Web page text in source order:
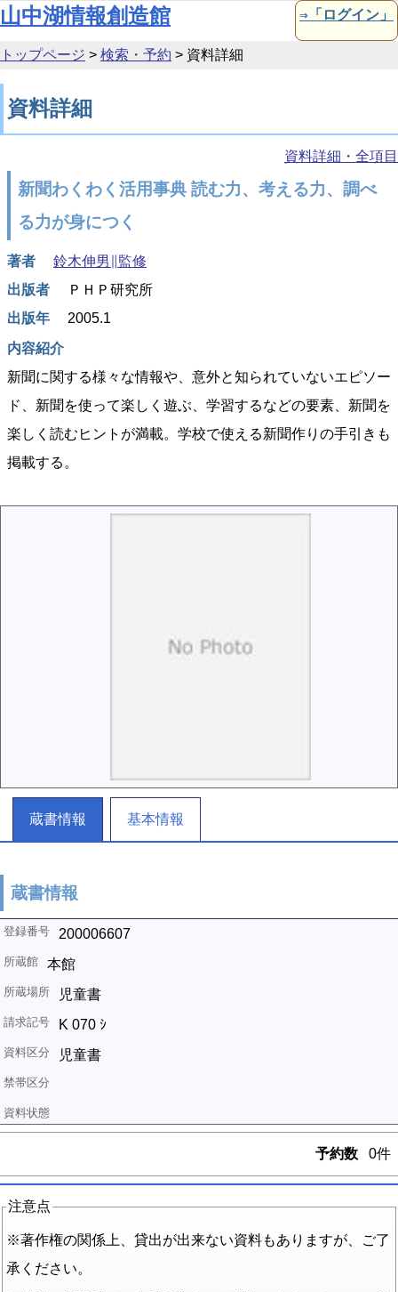
本文へ移動
山中湖情報創造館 ⇒「ログイン」
トップページ > 検索・予約 > 資料詳細
資料詳細
資料詳細・全項目
新聞わくわく活用事典 読む力、考える力、調べ
る力が身につく
著者
鈴木伸男∥監修
出版者
ＰＨＰ研究所
出版年
2005.1
内容紹介
新聞に関する様々な情報や、意外と知られていないエピソー
ド、新聞を使って楽しく遊ぶ、学習するなどの要素、新聞を
楽しく読むヒントが満載。学校で使える新聞作りの手引きも
掲載する。
蔵書情報 基本情報
蔵書情報
200006607
本館
児童書
K 070 ｼ
児童書
予約数 0件
注意点
※著作権の関係上、貸出が出来ない資料もありますが、ご了
承ください。